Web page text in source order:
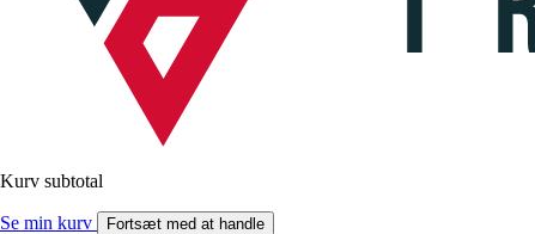
Kurv subtotal
Se min kurv Fortsæt med at handle